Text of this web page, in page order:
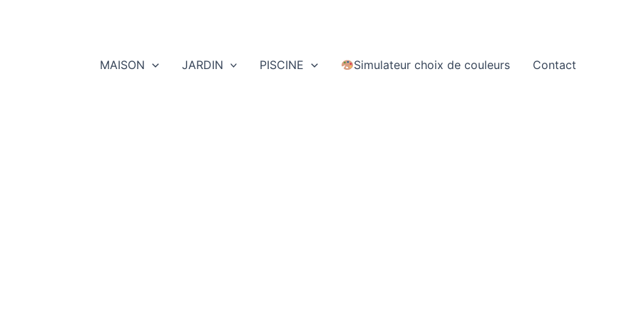
MAISON
JARDIN PISCINE Simulateur choix de couleurs Contact